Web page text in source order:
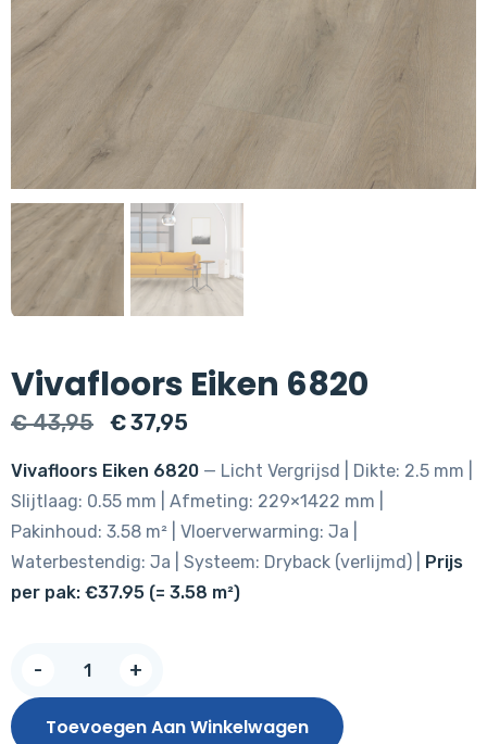
Vivafloors Eiken 6820
€43,95
Oorspronkelijke
€ 43,95.
€37,95
€ 37,95.
Vivafloors Eiken 6820 — Licht Vergrijsd | Dikte: 2.5 mm |
Slijtlaag: 0.55 mm | Afmeting: 229×1422 mm |
Pakinhoud: 3.58 m² | Vloerverwarming: Ja |
Waterbestendig: Ja | Systeem: Dryback (verlijmd) |
Prijs
per pak: €37.95 (= 3.58 m²)
-
6820
+
Toevoegen Aan Winkelwagen